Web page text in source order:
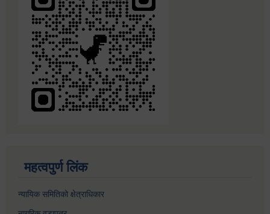
महत्वपुर्ण लिंक
न्यायिक समितिको क्षेत्राधिकार